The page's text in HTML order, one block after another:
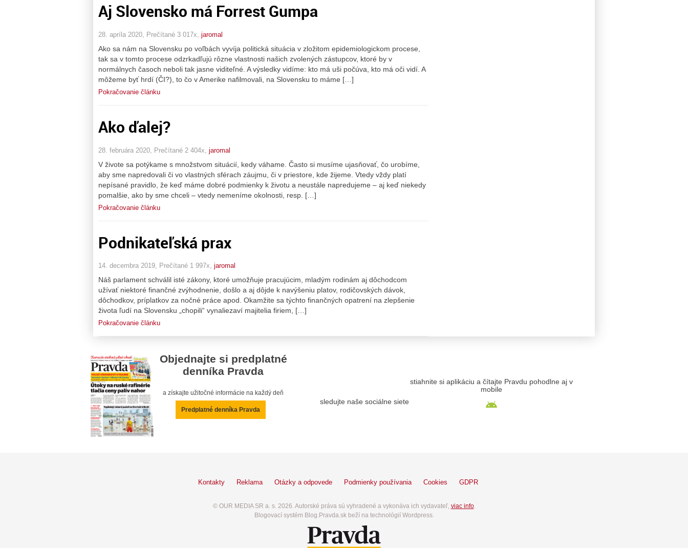
Aj Slovensko má Forrest Gumpa
28. apríla 2020, Prečítané 3 017x, jaromal
Ako sa nám na Slovensku po voľbách vyvíja politická situácia v zložitom epidemiologickom procese,
tak sa v tomto procese odzrkadľujú rôzne vlastnosti našich zvolených zástupcov, ktoré by v
normálnych časoch neboli tak jasne viditeľné. A výsledky vidíme: kto má uši počúva, kto má oči vidí. A
môžeme byť hrdí (ČI?), to čo v Amerike nafilmovali, na Slovensku to máme […]
Pokračovanie článku
Ako ďalej?
28. februára 2020, Prečítané 2 404x, jaromal
V živote sa potýkame s množstvom situácií, kedy váhame. Často si musíme ujasňovať, čo urobíme,
aby sme napredovali či vo vlastných sférach záujmu, či v priestore, kde žijeme. Vtedy vždy platí
nepísané pravidlo, že keď máme dobré podmienky k životu a neustále napredujeme – aj keď niekedy
pomalšie, ako by sme chceli – vtedy nemeníme okolnosti, resp. […]
Pokračovanie článku
Podnikateľská prax
14. decembra 2019, Prečítané 1 997x, jaromal
Náš parlament schválil isté zákony, ktoré umožňuje pracujúcim, mladým rodinám aj dôchodcom
užívať niektoré finančné zvýhodnenie, došlo a aj dôjde k navýšeniu platov, rodičovských dávok,
dôchodkov, príplatkov za nočné práce apod. Okamžite sa týchto finančných opatrení na zlepšenie
života ľudí na Slovensku „chopili“ vynaliezaví majitelia firiem, […]
Pokračovanie článku
Objednajte si predplatné
denníka Pravda
a získajte užitočné informácie na každý deň
Predplatné denníka Pravda
sledujte naše sociálne siete
stiahnite si aplikáciu a čítajte Pravdu pohodlne aj v
mobile
Kontakty Reklama Otázky a odpovede Podmienky používania Cookies GDPR
© OUR MEDIA SR a. s. 2026. Autorské práva sú vyhradené a vykonáva ich vydavateľ, viac info.
Blogovací systém Blog.Pravda.sk beží na technológií Wordpress.